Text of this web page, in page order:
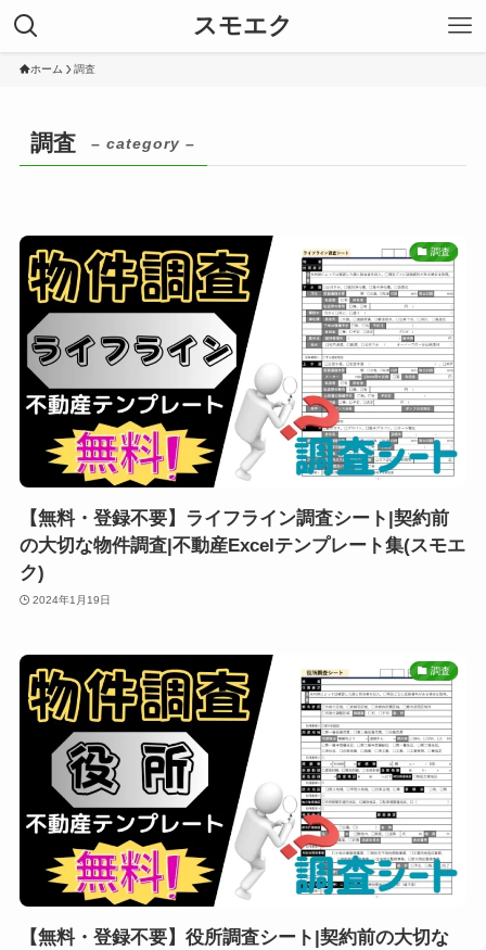
スモエク
ホーム 調査
調査 – category –
調査
【無料・登録不要】ライフライン調査シート|契約前
の大切な物件調査|不動産Excelテンプレート集(スモエ
ク)
2024年1月19日
調査
【無料・登録不要】役所調査シート|契約前の大切な